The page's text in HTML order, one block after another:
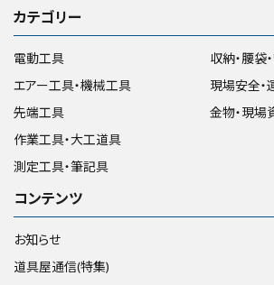
カテゴリー
電動工具
エアー工具・機械工具
先端工具
作業工具・大工道具
測定工具・筆記具
収納・腰袋
現場安全・
金物・現場
コンテンツ
お知らせ
道具屋通信(特集)